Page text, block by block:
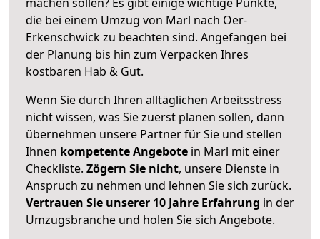
die bei einem Umzug von Marl nach Oer-
Erkenschwick zu beachten sind. Angefangen bei
der Planung bis hin zum Verpacken Ihres
kostbaren Hab & Gut.
Wenn Sie durch Ihren alltäglichen Arbeitsstress
nicht wissen, was Sie zuerst planen sollen, dann
übernehmen unsere Partner für Sie und stellen
Ihnen kompetente Angebote in Marl mit einer
Checkliste. Zögern Sie nicht, unsere Dienste in
Anspruch zu nehmen und lehnen Sie sich zurück.
Vertrauen Sie unserer 10 Jahre Erfahrung in der
Umzugsbranche und holen Sie sich Angebote.